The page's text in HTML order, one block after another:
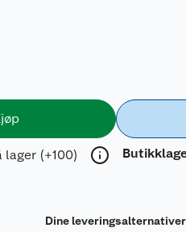
lager (+100)
Dine leveringsalternativer